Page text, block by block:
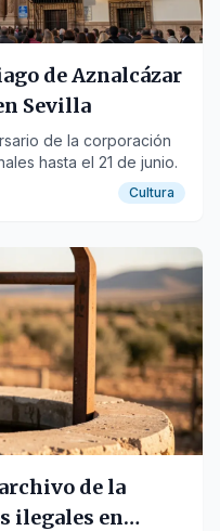
de Aznalcázar
Sevilla
de la corporación
hasta el 21 de junio.
Cultura
de la
ilegales en